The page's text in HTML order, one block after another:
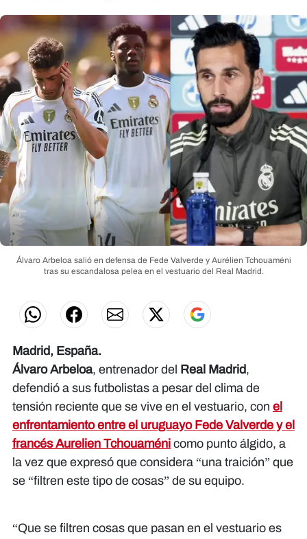
Álvaro Arbeloa salió en defensa de Fede Valverde y Aurélien Tchouaméni
tras su escandalosa pelea en el vestuario del Real Madrid.
Madrid, España.
Álvaro Arbeloa, entrenador del Real Madrid,
defendió a sus futbolistas a pesar del clima de
tensión reciente que se vive en el vestuario, con el
enfrentamiento entre el uruguayo Fede Valverde y el
francés Aurelien Tchouaméni como punto álgido, a
la vez que expresó que considera “una traición” que
se “filtren este tipo de cosas” de su equipo.
“Que se filtren cosas que pasan en el vestuario es